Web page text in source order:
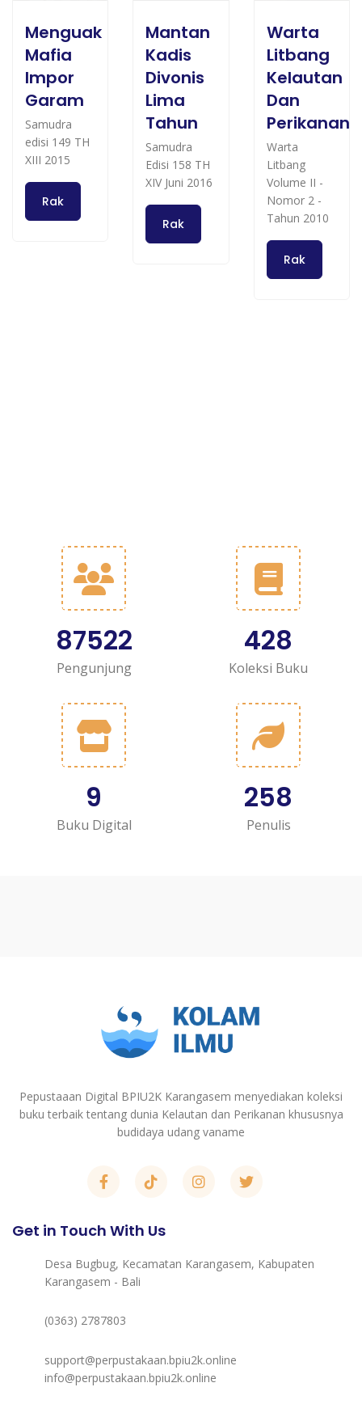
Menguak
Mafia
Impor
Garam
Samudra
edisi 149 TH
XIII 2015
Rak
Mantan
Kadis
Divonis
Lima
Tahun
Samudra
Edisi 158 TH
XIV Juni 2016
Rak
Warta
Litbang
Kelautan
Dan
Perikanan
Warta
Litbang
Volume II -
Nomor 2 -
Tahun 2010
Rak
87522
Pengunjung
428
Koleksi Buku
9
Buku Digital
258
Penulis
Pepustaaan Digital BPIU2K Karangasem menyediakan koleksi
buku terbaik tentang dunia Kelautan dan Perikanan khususnya
budidaya udang vaname
Get in Touch With Us
Desa Bugbug, Kecamatan Karangasem, Kabupaten
Karangasem - Bali
(0363) 2787803
support@perpustakaan.bpiu2k.online
info@perpustakaan.bpiu2k.online